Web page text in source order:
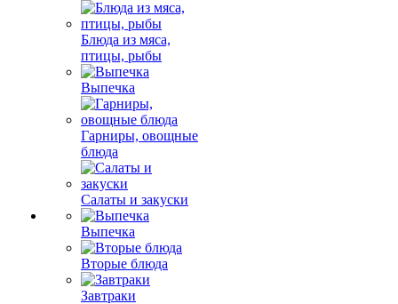
Блюда из мяса,
птицы, рыбы
Выпечка
Гарниры, овощные
блюда
Салаты и закуски
Выпечка
Вторые блюда
Завтраки